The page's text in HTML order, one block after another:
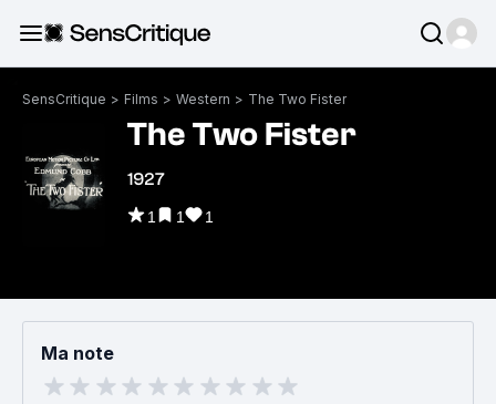
SensCritique > Films > Western > The Two Fister
The Two Fister
1927
1 1 1
Ma note